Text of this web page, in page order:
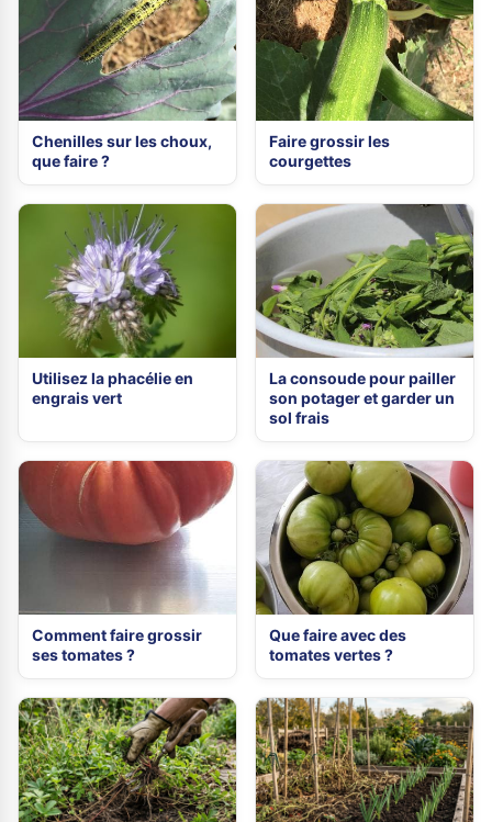
Chenilles sur les choux,
que faire ?
Faire grossir les
courgettes
Utilisez la phacélie en
engrais vert
La consoude pour pailler
son potager et garder un
sol frais
Comment faire grossir
ses tomates ?
Que faire avec des
tomates vertes ?